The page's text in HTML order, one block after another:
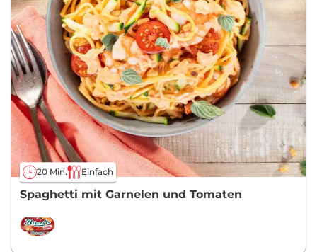
20 Min. Einfach
Spaghetti mit Garnelen und Tomaten